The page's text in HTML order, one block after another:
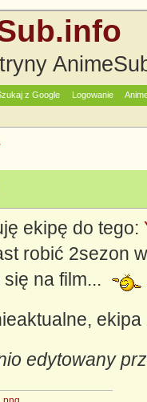
z Google Logowanie
ekipę do tego:
robić 2sezon
się na film...
edytowany